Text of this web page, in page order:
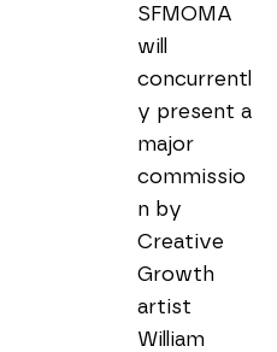
SFMOMA
will
concurrentl
y present a
major
commissio
n by
Creative
Growth
artist
William